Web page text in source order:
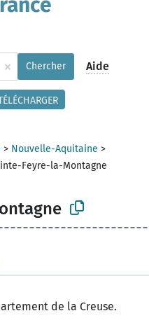
× Chercher Aide
> Nouvelle-Aquitaine >
Feyre-la-Montagne
de la Creuse.